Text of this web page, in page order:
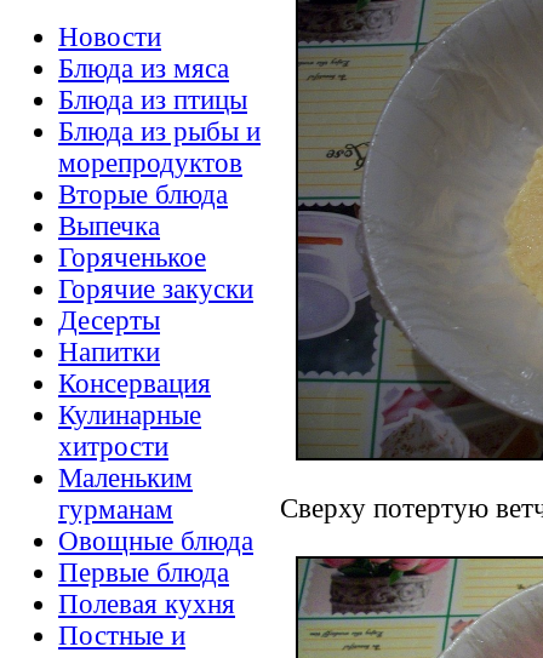
Новости
Блюда из мяса
Блюда из птицы
Блюда из рыбы и
морепродуктов
Вторые блюда
Выпечка
Горяченькое
Горячие закуски
Десерты
Напитки
Консервация
Кулинарные
хитрости
Маленьким
гурманам
Овощные блюда
Первые блюда
Полевая кухня
Постные и
Сверху потертую